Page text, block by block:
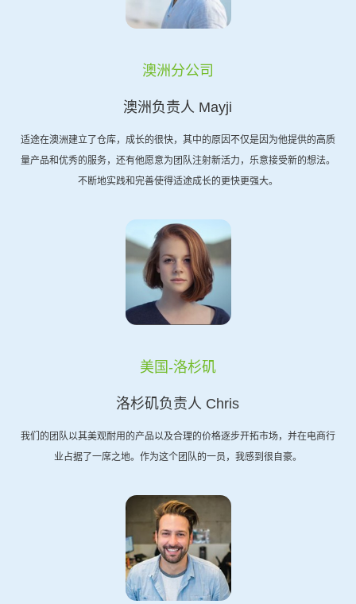
澳洲分公司
澳洲负责人 Mayji
适途在澳洲建立了仓库，成长的很快，其中的原因不仅是因为他提供的高质
量产品和优秀的服务，还有他愿意为团队注射新活力，乐意接受新的想法。
不断地实践和完善使得适途成长的更快更强大。
美国-洛杉矶
洛杉矶负责人 Chris
我们的团队以其美观耐用的产品以及合理的价格逐步开拓市场，并在电商行
业占据了一席之地。作为这个团队的一员，我感到很自豪。